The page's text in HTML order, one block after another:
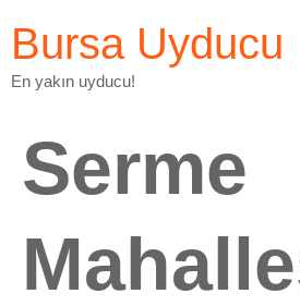
Bursa Uyducu
En yakın uyducu!
Serme